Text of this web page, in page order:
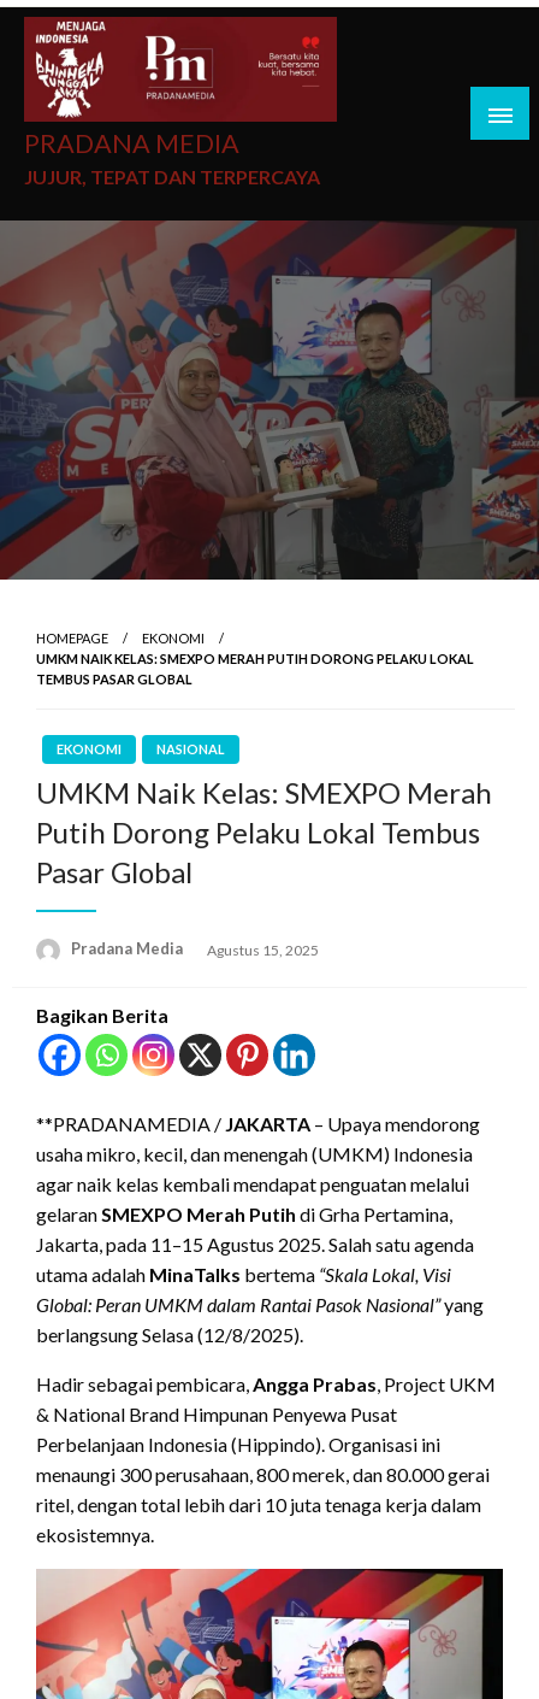
PRADANA MEDIA
JUJUR, TEPAT DAN TERPERCAYA
HOMEPAGE
EKONOMI
UMKM NAIK KELAS: SMEXPO MERAH PUTIH DORONG PELAKU LOKAL
TEMBUS PASAR GLOBAL
EKONOMI NASIONAL
UMKM Naik Kelas: SMEXPO Merah
Putih Dorong Pelaku Lokal Tembus
Pasar Global
Pradana Media Agustus 15, 2025
Bagikan Berita
**PRADANAMEDIA / JAKARTA – Upaya mendorong
usaha mikro, kecil, dan menengah (UMKM) Indonesia
agar naik kelas kembali mendapat penguatan melalui
gelaranSMEXPO Merah Putih di Grha Pertamina,
Jakarta, pada 11–15 Agustus 2025. Salah satu agenda
utama adalah MinaTalks bertema “Skala Lokal, Visi
Global: Peran UMKM dalam Rantai Pasok Nasional”yang
berlangsung Selasa (12/8/2025).
Hadir sebagai pembicara,Angga Prabas, Project UKM
& National Brand Himpunan Penyewa Pusat
Perbelanjaan Indonesia (Hippindo). Organisasi ini
menaungi 300 perusahaan, 800 merek, dan 80.000 gerai
ritel, dengan total lebih dari 10 juta tenaga kerja dalam
ekosistemnya.